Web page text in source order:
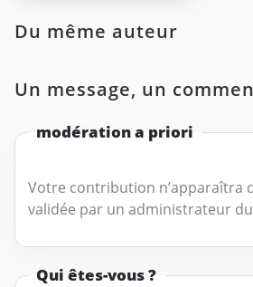
Du même auteur
Un message, un
modération a priori
Votre contribution n’apparaîtra
validée par un administrateur
Qui êtes-vous ?